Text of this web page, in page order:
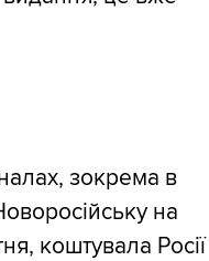
зокрема в
на
коштувала Росії